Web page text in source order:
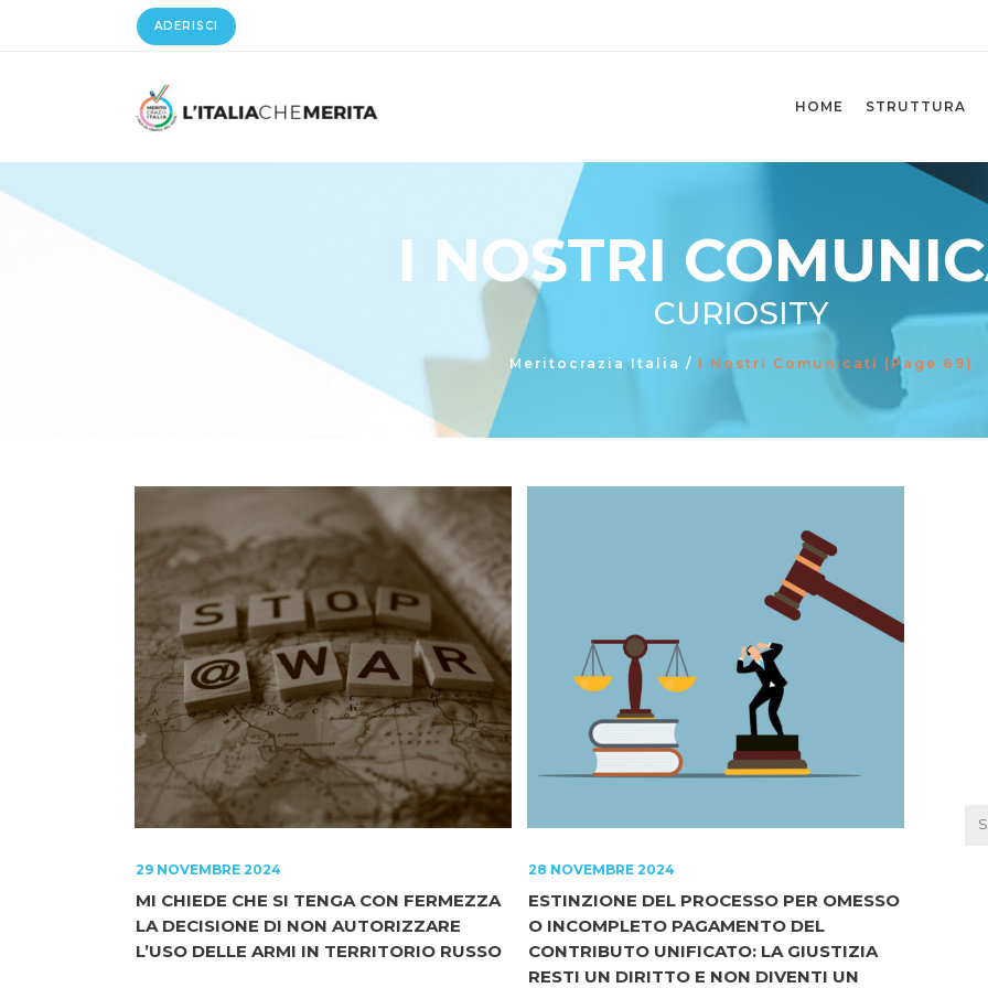
ADERISCI
HOME STRUTTURA
I NOSTRI
CURIOSITY
Meritocrazia Italia / I Nostri Comunicati (Page 89)
29 NOVEMBRE 2024
MI CHIEDE CHE SI TENGA CON FERMEZZA
LA DECISIONE DI NON AUTORIZZARE
L’USO DELLE ARMI IN TERRITORIO RUSSO
28 NOVEMBRE 2024
ESTINZIONE DEL PROCESSO PER OMESSO
O INCOMPLETO PAGAMENTO DEL
CONTRIBUTO UNIFICATO: LA GIUSTIZIA
RESTI UN DIRITTO E NON DIVENTI UN